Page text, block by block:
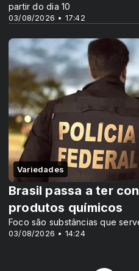
03/08/2026 • 17:42
partir do dia 10
Variedades
03/08/2026 • 14:24
Brasil passa a ter
produtos químicos
Foco são substâncias que